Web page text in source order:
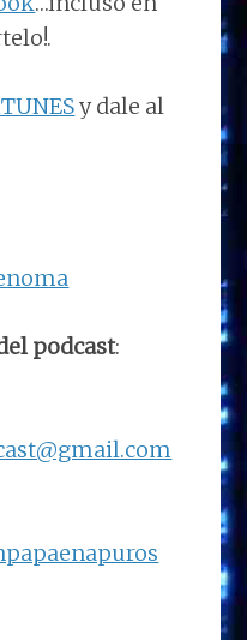
y dale al
podcast: